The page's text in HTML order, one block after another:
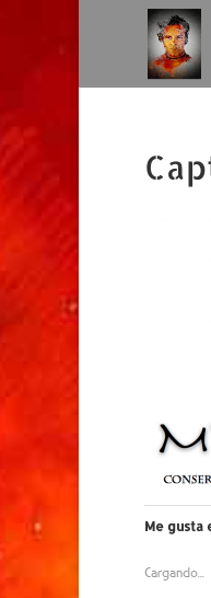
Me gusta
Cargando...